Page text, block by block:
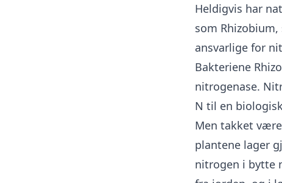
Heldigvis har
som
ansvarlige for
Bakteriene
nitrogenase.
N til en
Men takket
plantene lager
nitrogen i bytte